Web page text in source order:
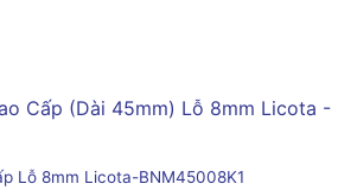
Lỗ 8mm Licota-BNM45008K1